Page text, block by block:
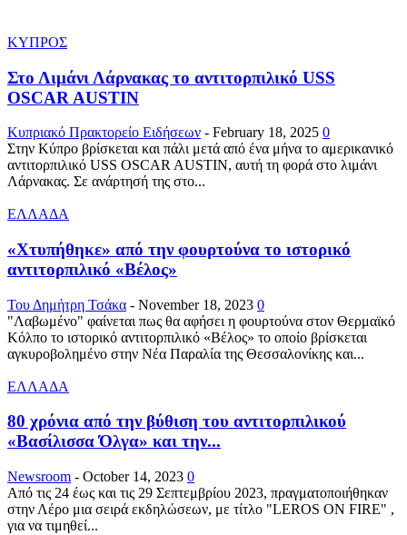
ΚΥΠΡΟΣ
Στο Λιμάνι Λάρνακας το αντιτορπιλικό USS
OSCAR AUSTIN
Κυπριακό Πρακτορείο Ειδήσεων - February 18, 2025 0
Στην Κύπρο βρίσκεται και πάλι μετά από ένα μήνα το αμερικανικό
αντιτορπιλικό USS OSCAR AUSTIN, αυτή τη φορά στο λιμάνι
Λάρνακας. Σε ανάρτησή της στο...
ΕΛΛΑΔΑ
«Χτυπήθηκε» από την φουρτούνα το ιστορικό
αντιτορπιλικό «Βέλος»
Του Δημήτρη Τσάκα - November 18, 2023 0
"Λαβωμένο" φαίνεται πως θα αφήσει η φουρτούνα στον Θερμαϊκό
Κόλπο το ιστορικό αντιτορπιλικό «Βέλος» το οποίο βρίσκεται
αγκυροβολημένο στην Νέα Παραλία της Θεσσαλονίκης και...
ΕΛΛΑΔΑ
80 χρόνια από την βύθιση του αντιτορπιλικού
«Βασίλισσα Όλγα» και την...
Newsroom - October 14, 2023 0
Από τις 24 έως και τις 29 Σεπτεμβρίου 2023, πραγματοποιήθηκαν
στην Λέρο μια σειρά εκδηλώσεων, με τίτλο "LEROS ON FIRE" ,
για να τιμηθεί...